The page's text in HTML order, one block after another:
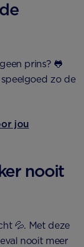
prins? 🐸
zo de
jou
nooit
💦. Met deze
nooit meer